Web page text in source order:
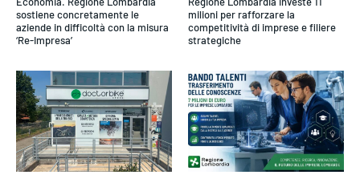
sostiene concretamente le
aziende in difficoltà con la misura
‘Re-Impresa’
milioni per rafforzare la
competitività di imprese e filiere
strategiche